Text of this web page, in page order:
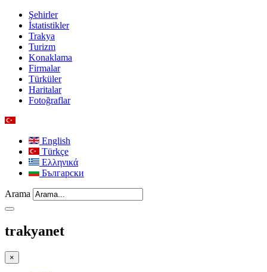
Şehirler
İstatistikler
Trakya
Turizm
Konaklama
Firmalar
Türküler
Haritalar
Fotoğraflar
English
Türkçe
Ελληνικά
Български
Arama
trakyanet
×